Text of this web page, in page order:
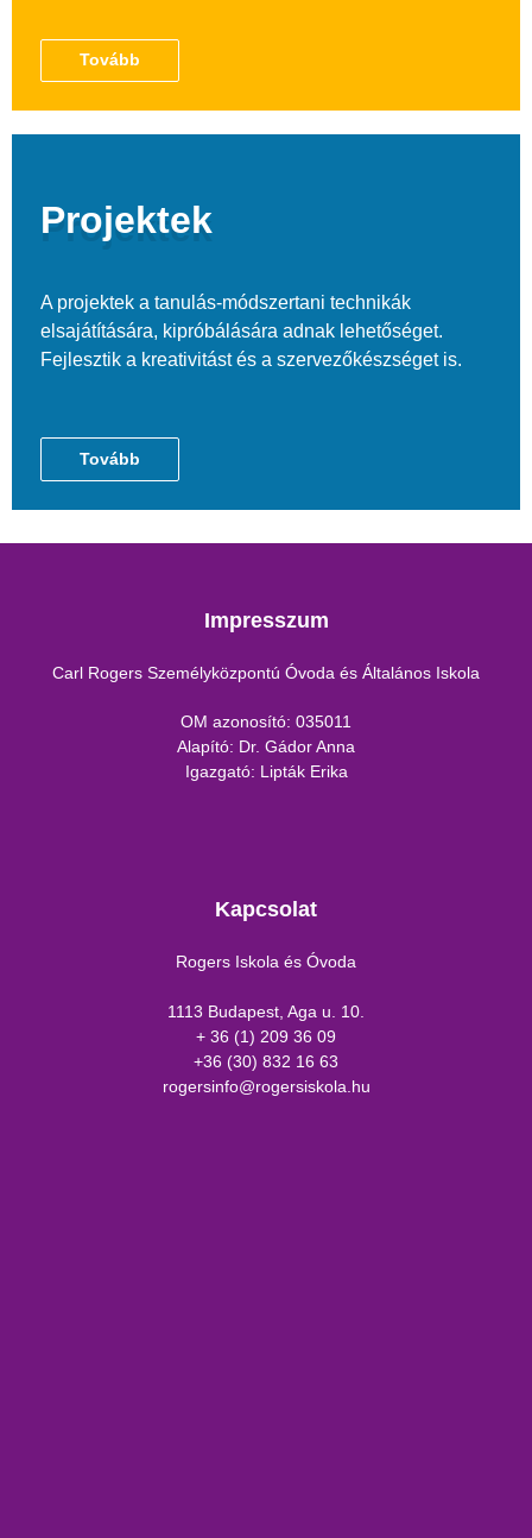
Tovább
Projektek
A projektek a tanulás-módszertani technikák
elsajátítására, kipróbálására adnak lehetőséget.
Fejlesztik a kreativitást és a szervezőkészséget is.
Tovább
Impresszum
Carl Rogers Személyközpontú Óvoda és Általános Iskola
OM azonosító: 035011
Alapító: Dr. Gádor Anna
Igazgató: Lipták Erika
Kapcsolat
Rogers Iskola és Óvoda
1113 Budapest, Aga u. 10.
+ 36 (1) 209 36 09
+36 (30) 832 16 63
rogersinfo@rogersiskola.hu